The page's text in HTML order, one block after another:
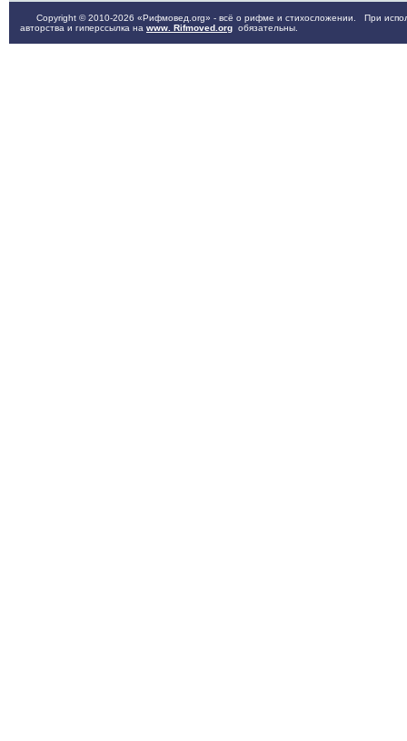
Copyright © 2010-2026 «Рифмовед.org» - всё о рифме и стихосложении. При
авторства и гиперссылка на www. Rifmoved.org обязательны.